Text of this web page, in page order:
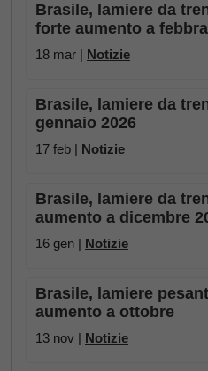
Brasile, lamiere da
forte aumento a
18 mar | Notizie
Brasile, lamiere da
gennaio 2026
17 feb | Notizie
Brasile, lamiere da
aumento a dicembre
16 gen | Notizie
Brasile, lamiere
aumento a ottobre
13 nov | Notizie